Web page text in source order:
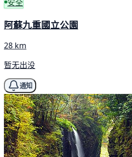
安全
阿蘇九重國立公園
28 km
暂无出没
通知